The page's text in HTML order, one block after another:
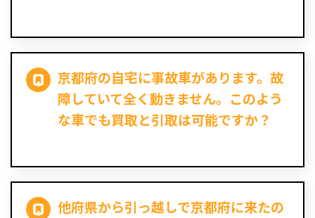
京都府の自宅に事故車があります。故
障していて全く動きません。このよう
な車でも買取と引取は可能ですか？
他府県から引っ越しで京都府に来たの